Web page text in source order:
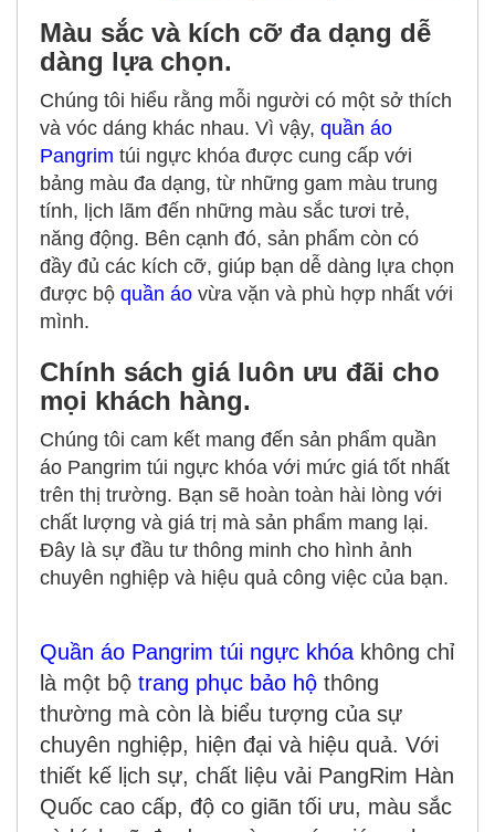
Màu sắc và kích cỡ đa dạng dễ
dàng lựa chọn.
Chúng tôi hiểu rằng mỗi người có một sở thích
và vóc dáng khác nhau. Vì vậy, quần áo
Pangrim túi ngực khóa được cung cấp với
bảng màu đa dạng, từ những gam màu trung
tính, lịch lãm đến những màu sắc tươi trẻ,
năng động. Bên cạnh đó, sản phẩm còn có
đầy đủ các kích cỡ, giúp bạn dễ dàng lựa chọn
được bộ quần áo vừa vặn và phù hợp nhất với
mình.
Chính sách giá luôn ưu đãi cho
mọi khách hàng.
Chúng tôi cam kết mang đến sản phẩm quần
áo Pangrim túi ngực khóa với mức giá tốt nhất
trên thị trường. Bạn sẽ hoàn toàn hài lòng với
chất lượng và giá trị mà sản phẩm mang lại.
Đây là sự đầu tư thông minh cho hình ảnh
chuyên nghiệp và hiệu quả công việc của bạn.
Quần áo Pangrim túi ngực khóakhông chỉ
là một bộ trang phục bảo hộ thông
thường mà còn là biểu tượng của sự
chuyên nghiệp, hiện đại và hiệu quả. Với
thiết kế lịch sự, chất liệu vải PangRim Hàn
Quốc cao cấp, độ co giãn tối ưu, màu sắc